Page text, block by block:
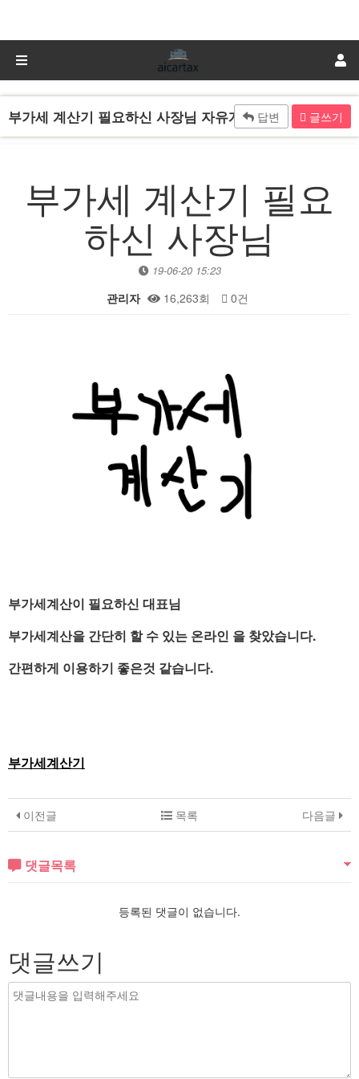
부가세 계산기 필요하신 사장님 자유게시판답변 글쓰기
부가세 계산기 필요
하신 사장님
19-06-20 15:23
관리자 16,263회 0건
부가세계산이 필요하신 대표님
부가세계산을 간단히 할 수 있는 온라인 을 찾았습니다.
간편하게 이용하기 좋은것 같습니다.
부가세계산기
이전글 다음글
목록
댓글목록
등록된 댓글이 없습니다.
댓글쓰기